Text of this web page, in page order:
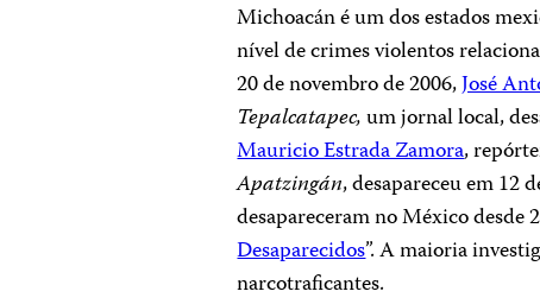
Michoacán é um dos estados
nível de crimes violentos
20 de novembro de 2006,José
Tepalcatapec,um jornal local,
Mauricio Estrada Zamora,
Apatzingán, desapareceu em 12
desapareceram no México desde
Desaparecidos”. A maioria
narcotraficantes.